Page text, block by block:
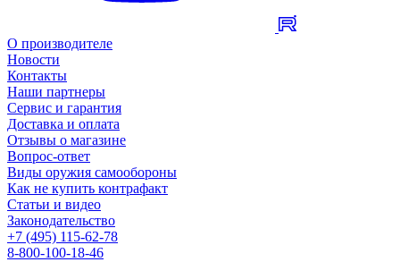
О производителе
Новости
Контакты
Наши партнеры
Сервис и гарантия
Доставка и оплата
Отзывы о магазине
Вопрос-ответ
Виды оружия самообороны
Как не купить контрафакт
Статьи и видео
Законодательство
+7 (495) 115-62-78
8-800-100-18-46